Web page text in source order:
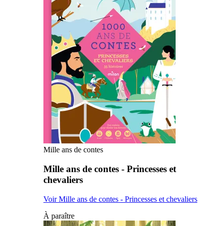
Mille ans de contes
Mille ans de contes - Princesses et
chevaliers
Voir Mille ans de contes - Princesses et chevaliers
À paraître